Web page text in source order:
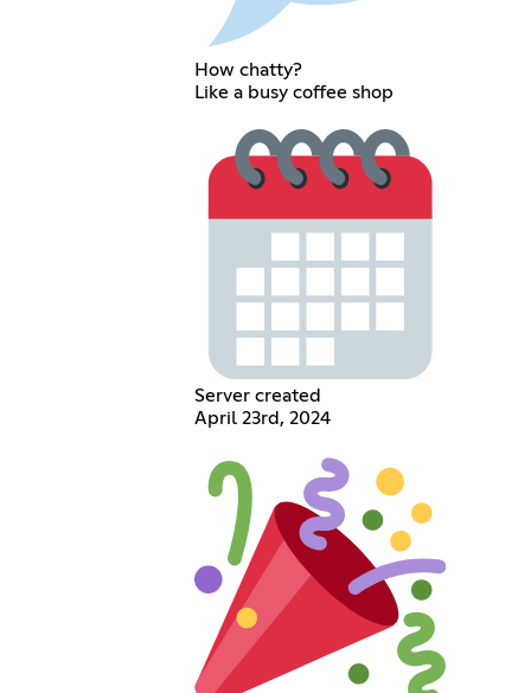
How chatty?
Like a busy coffee shop
Server created
April 23rd, 2024